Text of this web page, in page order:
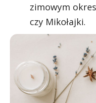
zimowym
czy Mikołajki.